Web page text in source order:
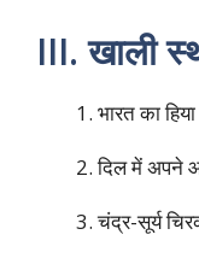
III. खाली
भारत का
दिल में अपने
चंद्र-सूर्य